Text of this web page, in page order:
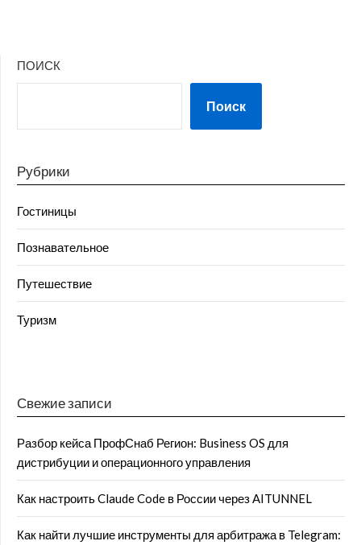
ПОИСК
Поиск
Рубрики
Гостиницы
Познавательное
Путешествие
Туризм
Свежие записи
Разбор кейса ПрофСнаб Регион: Business OS для
дистрибуции и операционного управления
Как настроить Claude Code в России через AITUNNEL
Как найти лучшие инструменты для арбитража в Telegram: